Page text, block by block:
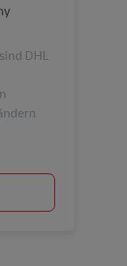
DHL